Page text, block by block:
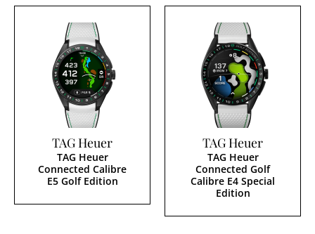
TAG Heuer
TAG Heuer
Connected Calibre
E5 Golf Edition
TAG Heuer
TAG Heuer
Connected Golf
Calibre E4 Special
Edition